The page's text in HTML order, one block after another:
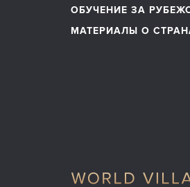
ОБУЧЕНИЕ ЗА
МАТЕРИАЛЫ О